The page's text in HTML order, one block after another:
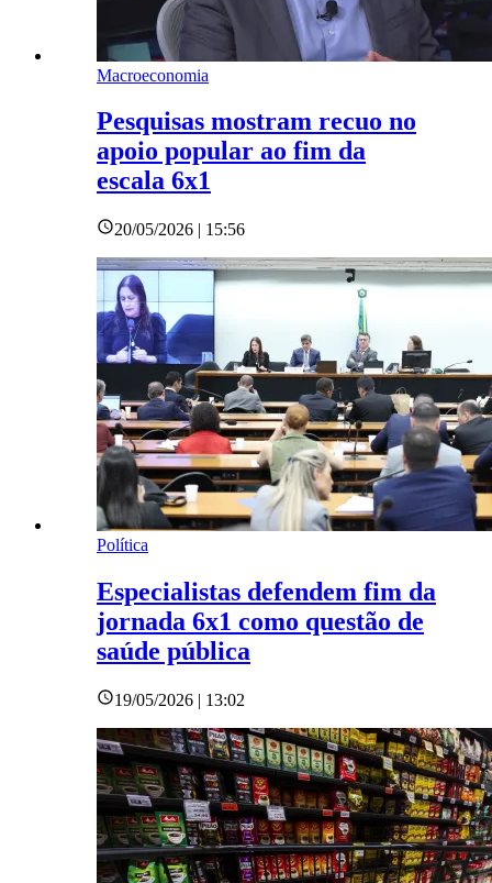
Macroeconomia
Pesquisas mostram recuo no
apoio popular ao fim da
escala 6x1
20/05/2026 | 15:56
Política
Especialistas defendem fim da
jornada 6x1 como questão de
saúde pública
19/05/2026 | 13:02